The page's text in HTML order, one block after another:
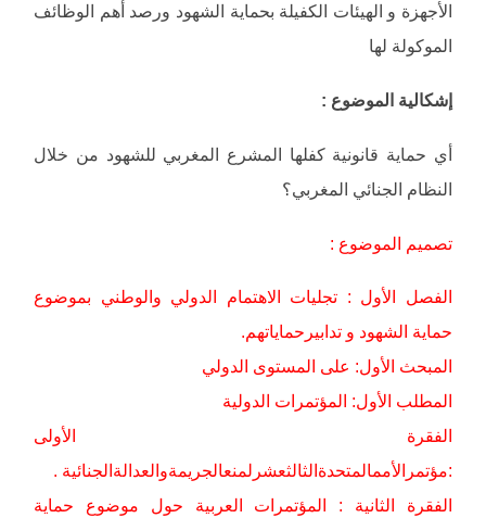
الأجهزة و الهيئات الكفيلة بحماية الشهود ورصد أهم الوظائف
الموكولة لها
إشكالية الموضوع :
أي حماية قانونية كفلها المشرع المغربي للشهود من خلال
النظام الجنائي المغربي؟
تصميم الموضوع :
الفصل الأول : تجليات الاهتمام الدولي والوطني بموضوع
حماية الشهود و تدابيرحماياتهم.
المبحث الأول: على المستوى الدولي
المطلب الأول: المؤتمرات الدولية
الفقرة الأولى
:مؤتمرالأممالمتحدةالثالثعشرلمنعالجريمةوالعدالةالجنائية .
الفقرة الثانية : المؤتمرات العربية حول موضوع حماية